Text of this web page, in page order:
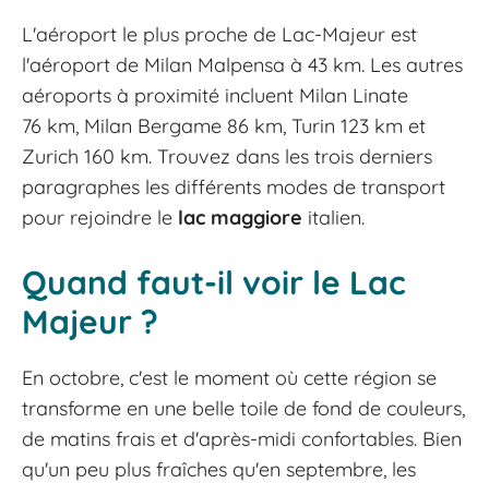
L'aéroport le plus proche de Lac-Majeur est
l'aéroport de Milan Malpensa à 43 km. Les autres
aéroports à proximité incluent Milan Linate
76 km, Milan Bergame 86 km, Turin 123 km et
Zurich 160 km. Trouvez dans les trois derniers
paragraphes les différents modes de transport
pour rejoindre le lac maggiore italien.
Quand faut-il voir le Lac
Majeur ?
En octobre, c'est le moment où cette région se
transforme en une belle toile de fond de couleurs,
de matins frais et d'après-midi confortables. Bien
qu'un peu plus fraîches qu'en septembre, les